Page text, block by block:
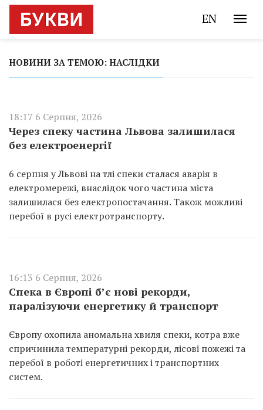
EN
НОВИНИ ЗА ТЕМОЮ: НАСЛІДКИ
18:17 6 Серпня, 2026
Через спеку частина Львова залишилася
без електроенергії
6 серпня у Львові на тлі спеки сталася аварія в
електромережі, внаслідок чого частина міста
залишилася без електропостачання. Також можливі
перебої в русі електротранспорту.
16:13 6 Серпня, 2026
Спека в Європі б’є нові рекорди,
паралізуючи енергетику й транспорт
Європу охопила аномальна хвиля спеки, котра вже
спричинила температурні рекорди, лісові пожежі та
перебої в роботі енергетичних і транспортних
систем.